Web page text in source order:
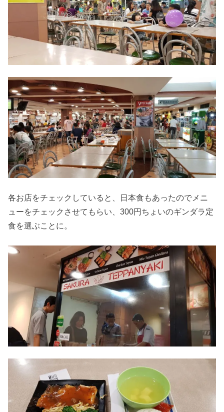
各お店をチェックしていると、日本食もあったのでメニ
ューをチェックさせてもらい、300円ちょいのギンダラ定
食を選ぶことに。